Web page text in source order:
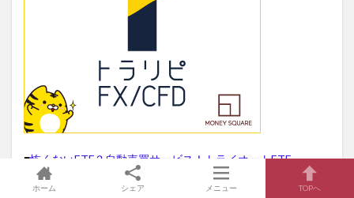
■怖くないETF？自動売買サービス！トライオートETF
ホーム シェア メニュー TOPへ